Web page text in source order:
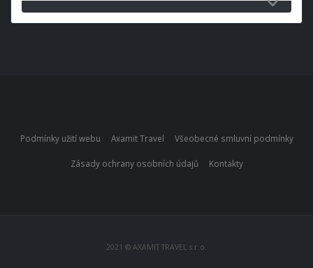
Podmínky užití webu Axamit Travel Všeobecné smluvní podmínky
Zásady ochrany osobních údajů Kontakty
2021 © AXAMIT TRAVEL s.r.o.